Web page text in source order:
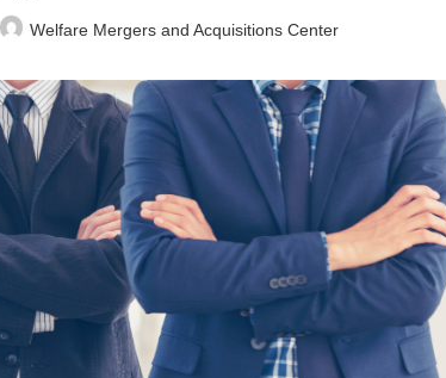
Welfare Mergers and Acquisitions Center